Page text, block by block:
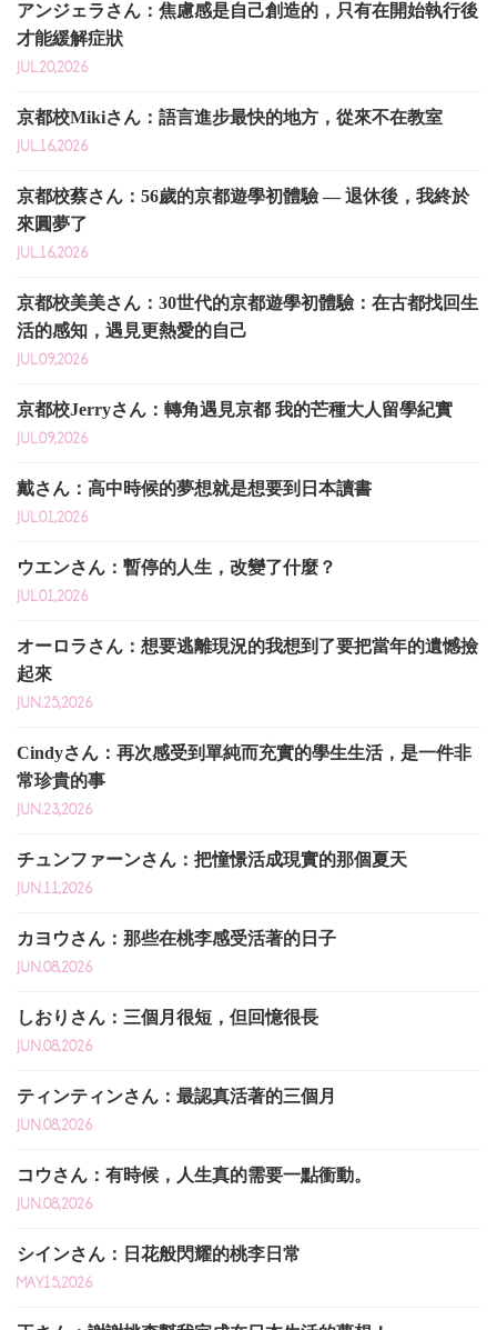
アンジェラさん：焦慮感是自己創造的，只有在開始執行後
才能緩解症狀
JUL.20,2026
京都校Mikiさん：語言進步最快的地方，從來不在教室
JUL.16,2026
京都校蔡さん：56歲的京都遊學初體驗 — 退休後，我終於
來圓夢了
JUL.16,2026
京都校美美さん：30世代的京都遊學初體驗：在古都找回生
活的感知，遇見更熱愛的自己
JUL.09,2026
京都校Jerryさん：轉角遇見京都 我的芒種大人留學紀實
JUL.09,2026
戴さん：高中時候的夢想就是想要到日本讀書
JUL.01,2026
ウエンさん：暫停的人生，改變了什麼？
JUL.01,2026
オーロラさん：想要逃離現況的我想到了要把當年的遺憾撿
起來
JUN.25,2026
Cindyさん：再次感受到單純而充實的學生生活，是一件非
常珍貴的事
JUN.23,2026
チュンファーンさん：把憧憬活成現實的那個夏天
JUN.11,2026
カヨウさん：那些在桃李感受活著的日子
JUN.08,2026
しおりさん：三個月很短，但回憶很長
JUN.08,2026
ティンティンさん：最認真活著的三個月
JUN.08,2026
コウさん：有時候，人生真的需要一點衝動。
JUN.08,2026
シインさん：日花般閃耀的桃李日常
MAY.15,2026